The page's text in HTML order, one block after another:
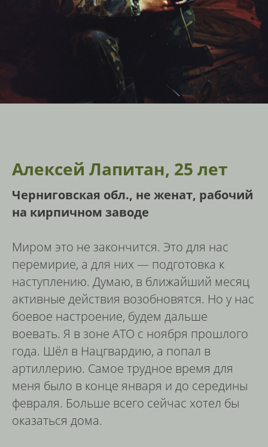
Алексей Лапитан, 25 лет
Черниговская обл., не женат, рабочий
на кирпичном заводе
Миром это не закончится. Это для нас
перемирие, а для них — подготовка к
наступлению. Думаю, в ближайший месяц
активные действия возобновятся. Но у нас
боевое настроение, будем дальше
воевать. Я в зоне АТО с ноября прошлого
года. Шёл в Нацгвардию, а попал в
артиллерию. Самое трудное время для
меня было в конце января и до середины
февраля. Больше всего сейчас хотел бы
оказаться дома.